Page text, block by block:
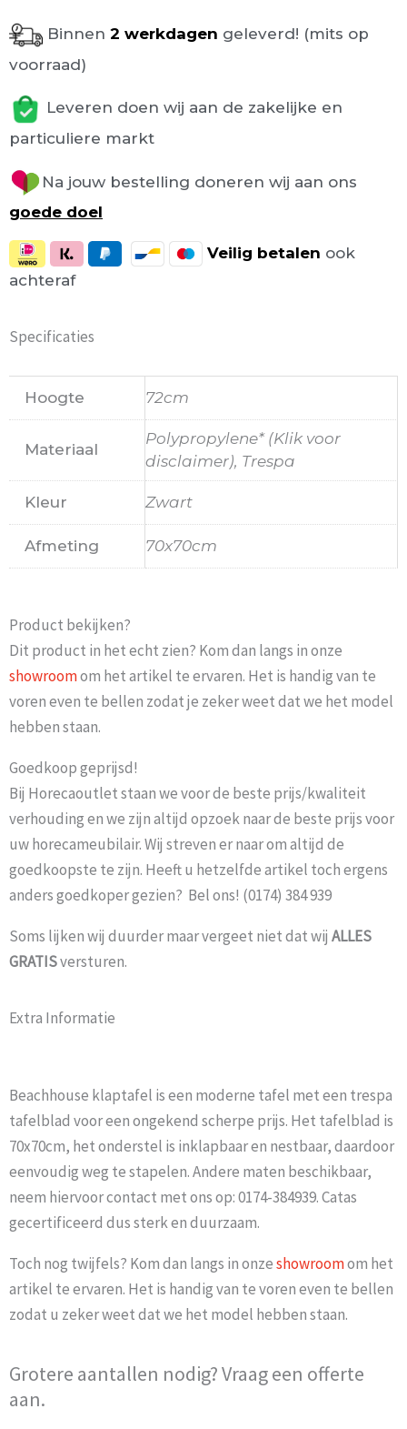
Binnen 2 werkdagen geleverd! (mits op
voorraad)
Leveren doen wij aan de zakelijke en
particuliere markt
Na jouw bestelling doneren wij aan ons
goede doel
Veilig betalen ook
achteraf
Specificaties
Hoogte 72cm
Materiaal
Polypropylene* (Klik voor
disclaimer), Trespa
Kleur Zwart
Afmeting 70x70cm
Product bekijken?
Dit product in het echt zien? Kom dan langs in onze
showroomom het artikel te ervaren. Het is handig van te
voren even te bellen zodat je zeker weet dat we het model
hebben staan.
Goedkoop geprijsd!
Bij Horecaoutlet staan we voor de beste prijs/kwaliteit
verhouding en we zijn altijd opzoek naar de beste prijs voor
uw horecameubilair. Wij streven er naar om altijd de
goedkoopste te zijn. Heeft u hetzelfde artikel toch ergens
anders goedkoper gezien? Bel ons! (0174) 384 939
Soms lijken wij duurder maar vergeet niet dat wij ALLES
GRATISversturen.
Extra Informatie
Beachhouse klaptafel is een moderne tafel met een trespa
tafelblad voor een ongekend scherpe prijs. Het tafelblad is
70x70cm, het onderstel is inklapbaar en nestbaar, daardoor
eenvoudig weg te stapelen. Andere maten beschikbaar,
neem hiervoor contact met ons op: 0174-384939. Catas
gecertificeerd dus sterk en duurzaam.
Toch nog twijfels? Kom dan langs in onzeshowroomom het
artikel te ervaren. Het is handig van te voren even te bellen
zodat u zeker weet dat we het model hebben staan.
Grotere aantallen nodig? Vraag een offerte
aan.